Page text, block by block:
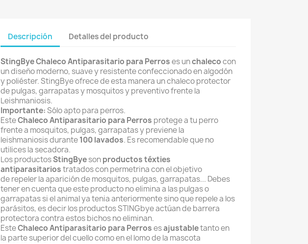
Descripción Detalles del producto
StingBye Chaleco Antiparasitario para Perroses unchalecocon
un diseño moderno, suave y resistente confeccionado en algodón
y poliéster. StingBye ofrece de esta manera un chaleco protector
de pulgas, garrapatas y mosquitos y preventivo frente la
Leishmaniosis.
Importante:Sólo apto para perros.
EsteChaleco Antiparasitario para Perros protege a tu perro
frente a mosquitos, pulgas, garrapatas y previene la
leishmaniosis durante100 lavados. Es recomendable que no
utilices la secadora.
Los productosStingByesonproductos téxties
antiparasitariostratados con permetrina con el objetivo
de repeler la aparición de mosquitos, pulgas, garrapatas... Debes
tener en cuenta que este producto no elimina a las pulgas o
garrapatas si el animal ya tenia anteriormente sino que repele a los
parásitos, es decir los productos STINGbye actúan de barrera
protectora contra estos bichos no eliminan.
EsteChaleco Antiparasitario para Perrosesajustabletanto en
la parte superior del cuello como en el lomo de la mascota